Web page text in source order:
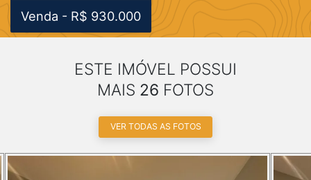
Venda - R$ 930.000
ESTE IMÓVEL POSSUI
MAIS 26 FOTOS
VER TODAS AS FOTOS